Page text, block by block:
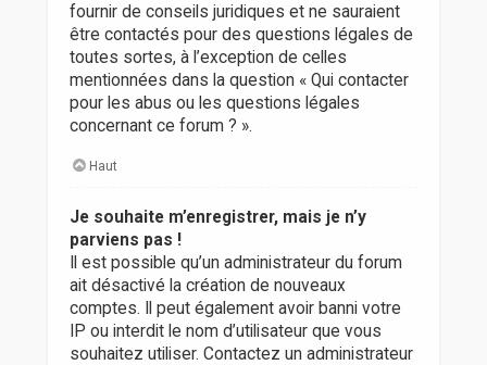
fournir de conseils juridiques et ne sauraient
être contactés pour des questions légales de
toutes sortes, à l’exception de celles
mentionnées dans la question « Qui contacter
pour les abus ou les questions légales
concernant ce forum ? ».
Haut
Je souhaite m’enregistrer, mais je n’y
parviens pas !
Il est possible qu’un administrateur du forum
ait désactivé la création de nouveaux
comptes. Il peut également avoir banni votre
IP ou interdit le nom d’utilisateur que vous
souhaitez utiliser. Contactez un administrateur